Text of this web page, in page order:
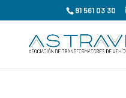
91 561 03 30